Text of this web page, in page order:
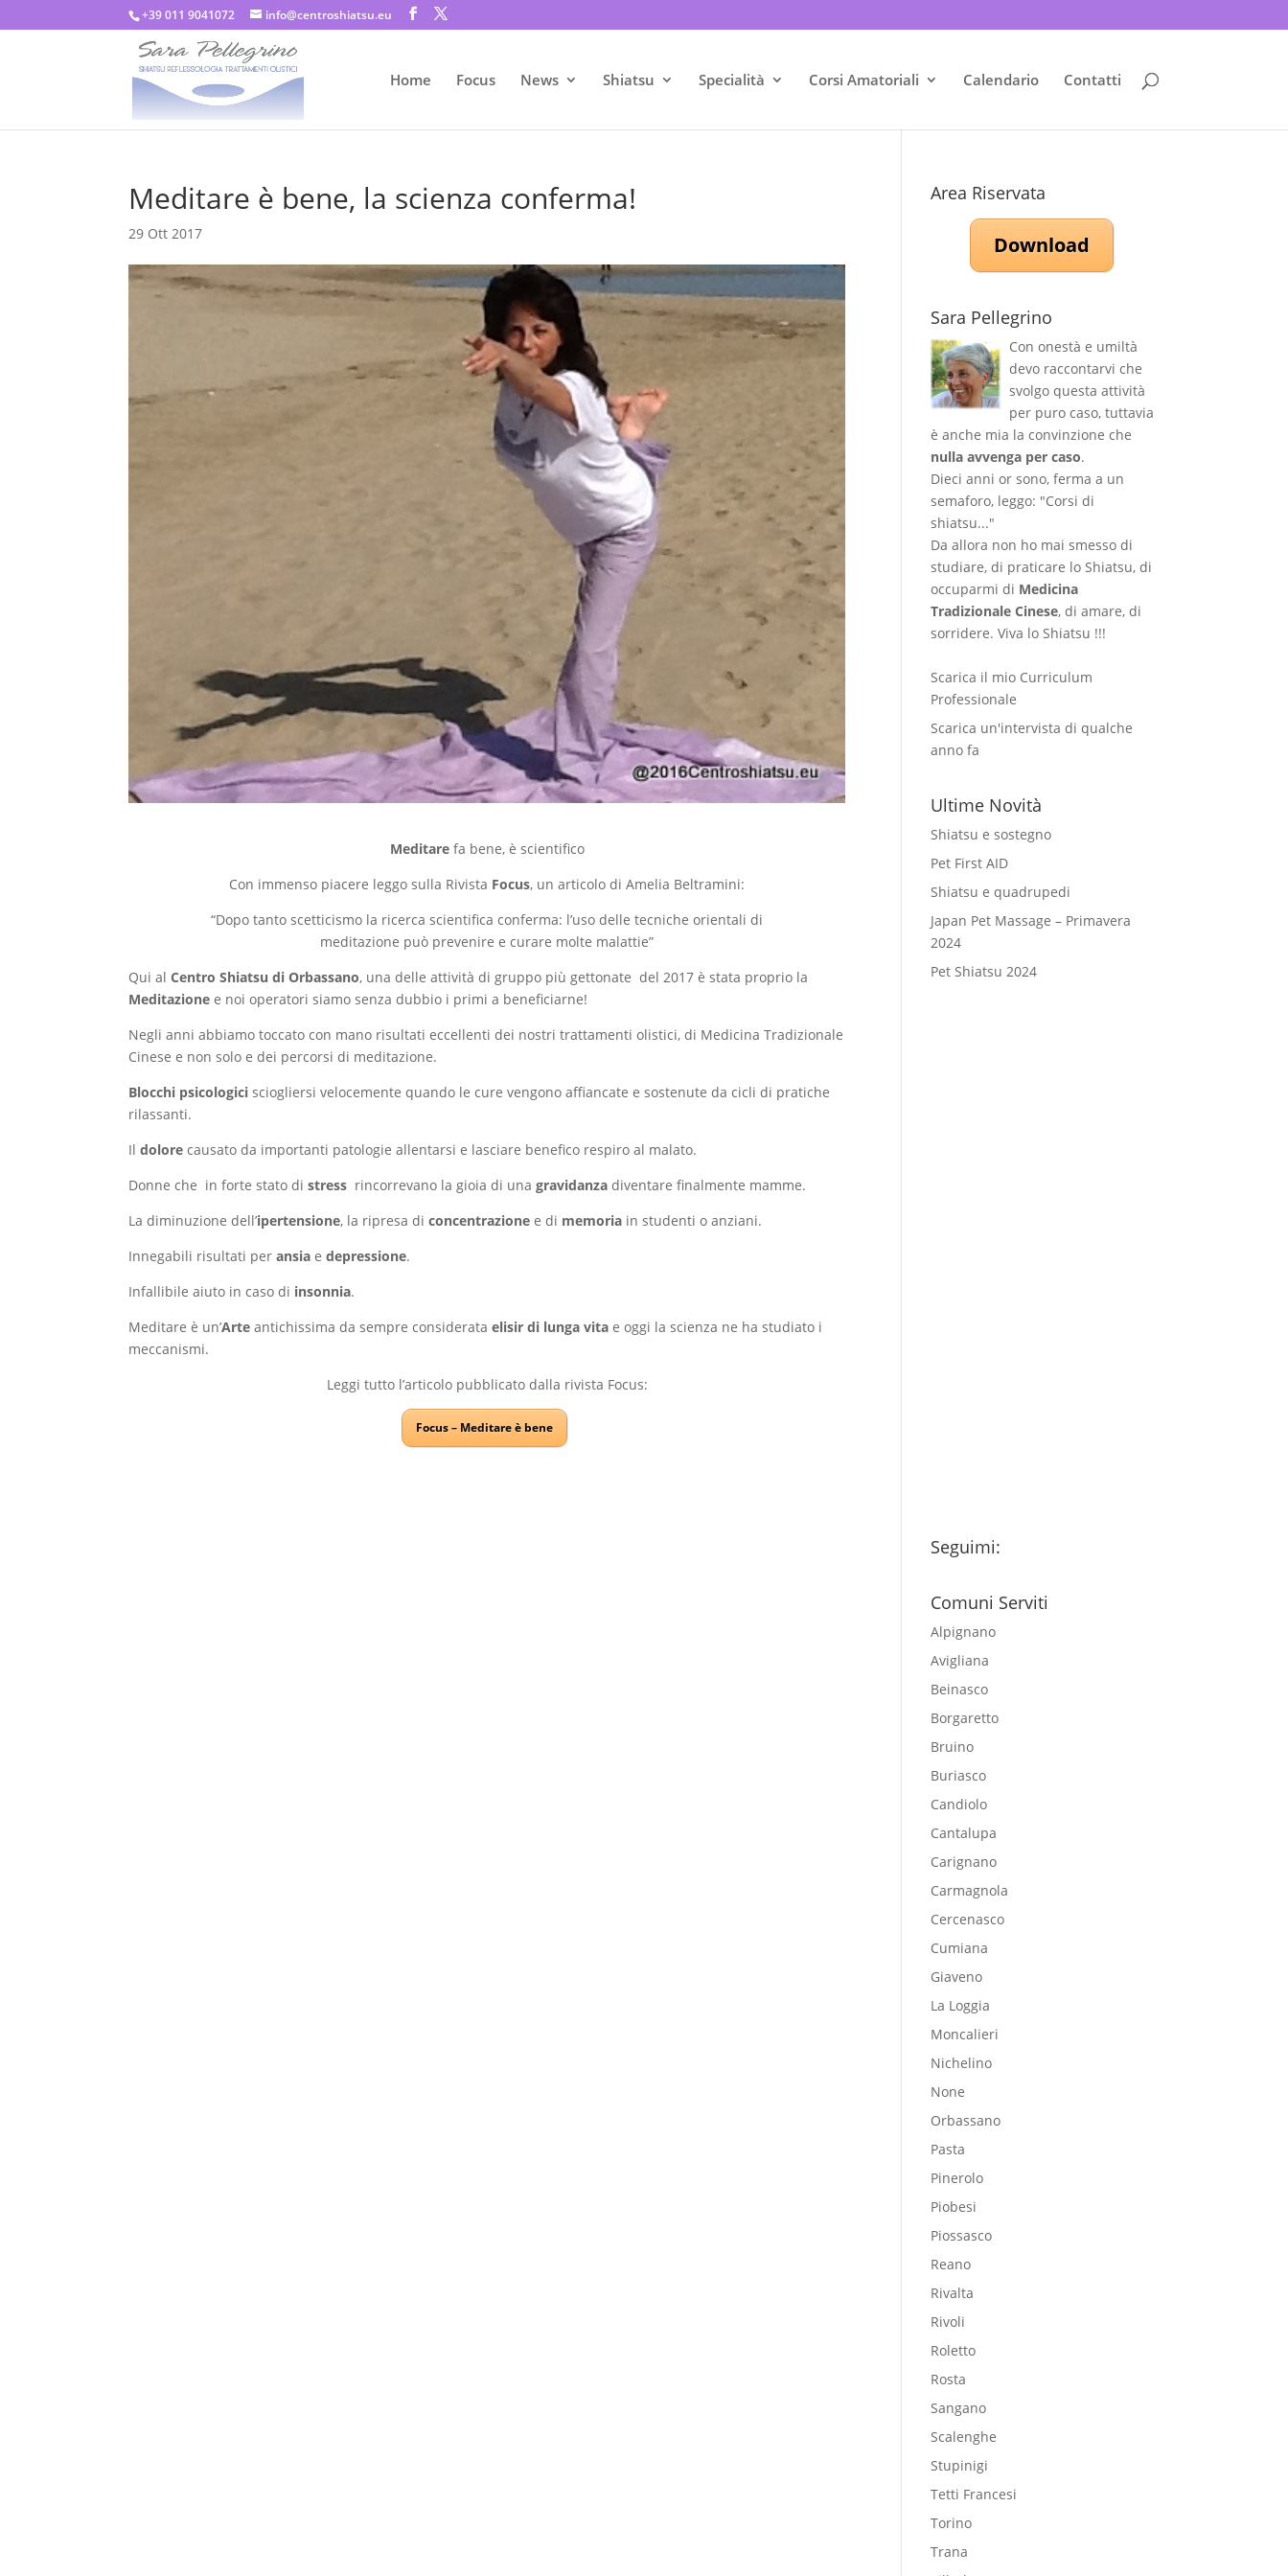
+39 011 9041072 info@centroshiatsu.eu
Home Focus News Shiatsu Specialità Corsi Amatoriali Calendario Contatti
Meditare è bene, la scienza conferma!
29 Ott 2017
Meditarefa bene, è scientifico
Con immenso piacere leggo sulla Rivista Focus, un articolo di Amelia Beltramini:
“Dopo tanto scetticismo la ricerca scientifica conferma: l’uso delle tecniche orientali di
meditazione può prevenire e curare molte malattie”
Qui al Centro Shiatsu di Orbassano, una delle attività di gruppo più gettonate del 2017 è stata proprio la
Meditazione e noi operatori siamo senza dubbio i primi a beneficiarne!
Negli anni abbiamo toccato con mano risultati eccellenti dei nostri trattamenti olistici, di Medicina Tradizionale
Cinese e non solo e dei percorsi di meditazione.
Blocchi psicologici sciogliersi velocemente quando le cure vengono affiancate e sostenute da cicli di pratiche
rilassanti.
Ildolore causato da importanti patologie allentarsi e lasciare benefico respiro al malato.
Donne che in forte stato distress rincorrevano la gioia di unagravidanza diventare finalmente mamme.
La diminuzione dell’ipertensione, la ripresa diconcentrazione e di memoria in studenti o anziani.
Innegabili risultati peransia edepressione.
Infallibile aiuto in caso di insonnia.
Meditare è un’Arte antichissima da sempre considerataelisir di lunga vita e oggi la scienza ne ha studiato i
meccanismi.
Leggi tutto l’articolo pubblicato dalla rivista Focus:
Focus – Meditare è bene
Area Riservata
Download
Sara Pellegrino
Con onestà e umiltà
devo raccontarvi che
svolgo questa attività
per puro caso, tuttavia
è anche mia la convinzione che
nulla avvenga per caso.
Dieci anni or sono, ferma a un
semaforo, leggo: "Corsi di
shiatsu..."
Da allora non ho mai smesso di
studiare, di praticare lo Shiatsu, di
occuparmi di Medicina
Tradizionale Cinese, di amare, di
sorridere. Viva lo Shiatsu !!!
Scarica il mio Curriculum
Professionale
Scarica un'intervista di qualche
anno fa
Ultime Novità
Shiatsu e sostegno
Pet First AID
Shiatsu e quadrupedi
Japan Pet Massage – Primavera
2024
Pet Shiatsu 2024
Seguimi:
Comuni Serviti
Alpignano
Avigliana
Beinasco
Borgaretto
Bruino
Buriasco
Candiolo
Cantalupa
Carignano
Carmagnola
Cercenasco
Cumiana
Giaveno
La Loggia
Moncalieri
Nichelino
None
Orbassano
Pasta
Pinerolo
Piobesi
Piossasco
Reano
Rivalta
Rivoli
Roletto
Rosta
Sangano
Scalenghe
Stupinigi
Tetti Francesi
Torino
Trana